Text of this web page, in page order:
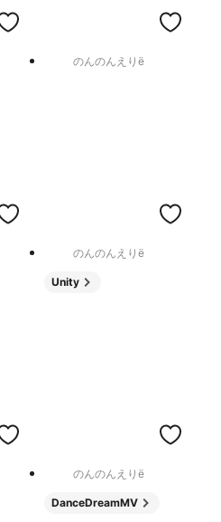
のんのんえりë
のんのんえりë
Unity
のんのんえりë
DanceDreamMV